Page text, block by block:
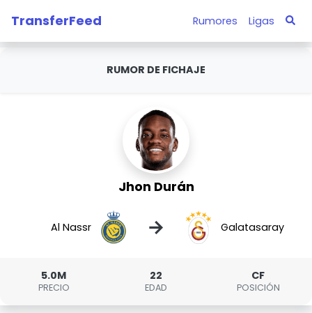
TransferFeed Rumores Ligas
RUMOR DE FICHAJE
Jhon Durán
Al Nassr → Galatasaray
5.0M
PRECIO
22
EDAD
CF
POSICIÓN